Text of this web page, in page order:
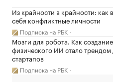
Из крайности в крайности: как
себя конфликтные личности
Подписка на РБК
Мозги для робота. Как создание
физического ИИ стало трендом
стартапов
Подписка на РБК